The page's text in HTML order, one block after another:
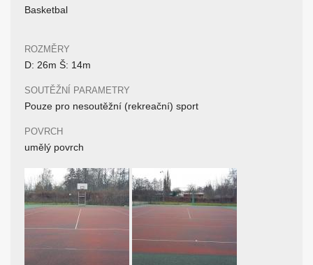
Basketbal
ROZMĚRY
D: 26m Š: 14m
SOUTĚŽNÍ PARAMETRY
Pouze pro nesoutěžní (rekreační) sport
POVRCH
umělý povrch